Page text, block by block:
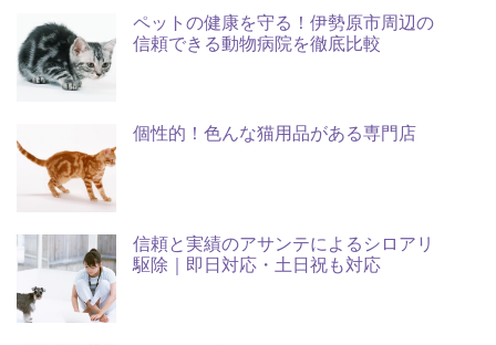
ペットの健康を守る！伊勢原市周辺の
信頼できる動物病院を徹底比較
個性的！色んな猫用品がある専門店
信頼と実績のアサンテによるシロアリ
駆除｜即日対応・土日祝も対応